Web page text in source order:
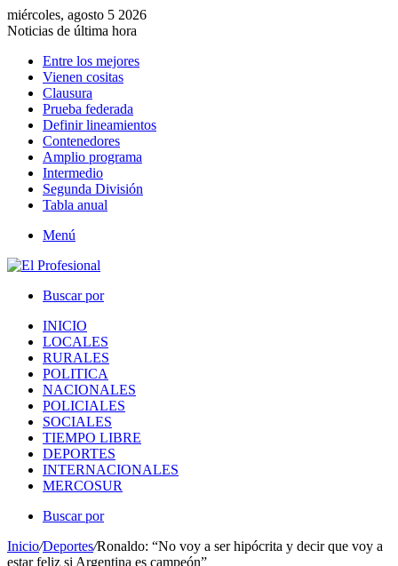
miércoles, agosto 5 2026
Noticias de última hora
Entre los mejores
Vienen cositas
Clausura
Prueba federada
Definir lineamientos
Contenedores
Amplio programa
Intermedio
Segunda División
Tabla anual
Menú
Buscar por
INICIO
LOCALES
RURALES
POLITICA
NACIONALES
POLICIALES
SOCIALES
TIEMPO LIBRE
DEPORTES
INTERNACIONALES
MERCOSUR
Buscar por
Inicio/Deportes/Ronaldo: “No voy a ser hipócrita y decir que voy a
estar feliz si Argentina es campeón”